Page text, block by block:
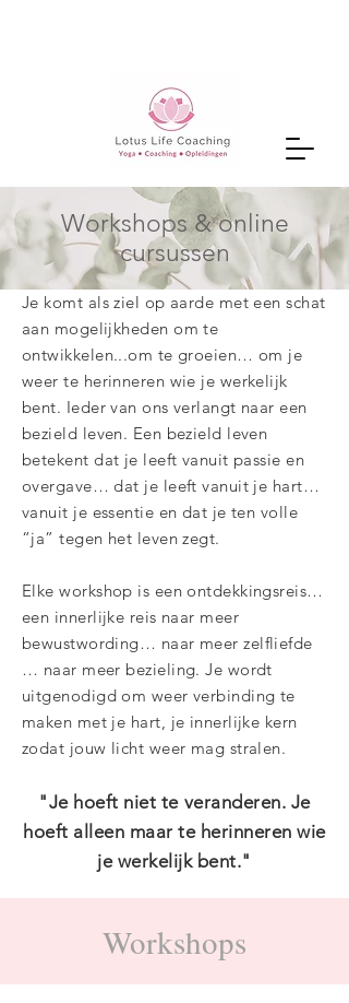
Workshops & online
cursussen
​Je komt als ziel op aarde met een schat
aan mogelijkheden om te
ontwikkelen...om te groeien… om je
weer te herinneren wie je werkelijk
bent. Ieder van ons verlangt naar een
bezield leven. Een bezield leven
betekent dat je leeft vanuit passie en
overgave… dat je leeft vanuit je hart…
vanuit je essentie en dat je ten volle
“ja” tegen het leven zegt.
Elke workshop is een ontdekkingsreis…
een innerlijke reis naar meer
bewustwording… naar meer zelfliefde
… naar meer bezieling. Je wordt
uitgenodigd om weer verbinding te
maken met je hart, je innerlijke kern
zodat jouw licht weer mag stralen.
"Je hoeft niet te veranderen. Je
hoeft alleen maar te herinneren wie
je werkelijk bent."
Workshops